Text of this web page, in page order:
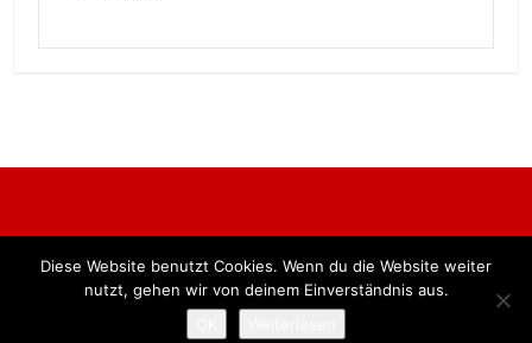
Alle Rechte vorbehalten. BKB Verlag GmbH
Diese Website benutzt Cookies. Wenn du die Website weiter
nutzt, gehen wir von deinem Einverständnis aus.